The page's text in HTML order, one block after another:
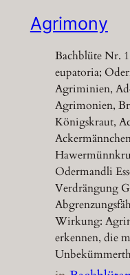
Agrimony
Bachblüte Nr.
eupatoria;
Agriminien,
Agrimonien,
Königskraut,
Odermandli
Verdrängung
Wirkung:
erkennen, die